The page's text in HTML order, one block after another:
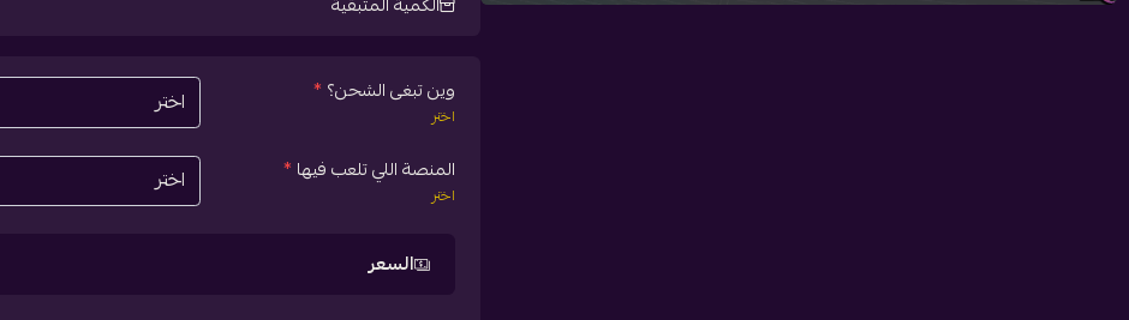
وين تبغى الشحن؟ *
اختر
المنصة اللي تلعب فيها *
اختر
السعر